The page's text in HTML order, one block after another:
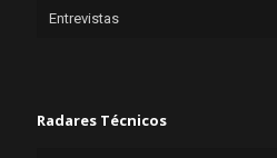
Entrevistas
Radares Técnicos